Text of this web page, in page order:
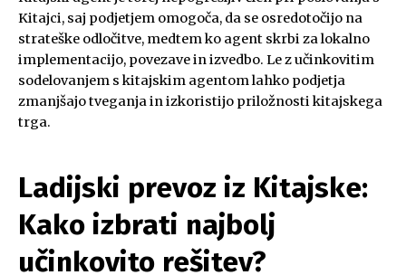
Kitajci, saj podjetjem omogoča, da se osredotočijo na
strateške odločitve, medtem ko agent skrbi za lokalno
implementacijo, povezave in izvedbo. Le z učinkovitim
sodelovanjem s kitajskim agentom lahko podjetja
zmanjšajo tveganja in izkoristijo priložnosti kitajskega
trga.
Ladijski prevoz iz Kitajske:
Kako izbrati najbolj
učinkovito rešitev?